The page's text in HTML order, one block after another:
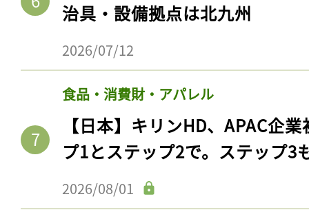
治具・設備拠点は北九州
2026/07/12
食品・消費財・アパレル
【日本】キリンHD、APAC企
プ1とステップ2で。ステップ3
2026/08/01